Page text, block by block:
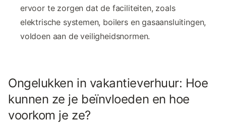
ervoor te zorgen dat de faciliteiten, zoals
elektrische systemen, boilers en gasaansluitingen,
voldoen aan de veiligheidsnormen.
Ongelukken in vakantieverhuur: Hoe
kunnen ze je beïnvloeden en hoe
voorkom je ze?